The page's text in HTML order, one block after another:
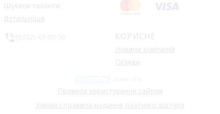
Шукаєм таланти
Детальніше
КОРИСНЕ
Новини компаній
Огляди
Правила користування сайтом
Умови і правила надання платного доступу